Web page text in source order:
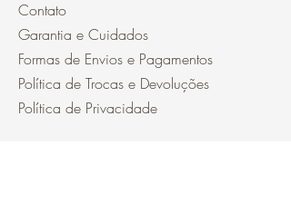
Contato
Garantia e Cuidados
Formas de Envios e Pagamentos
Política de Trocas e Devoluções
Política de Privacidade